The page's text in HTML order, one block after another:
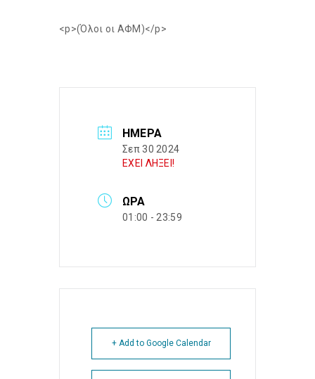
<p>(Όλοι οι ΑΦΜ)</p>
ΗΜΈΡΑ
Σεπ 30 2024
ΕΧΕΙ ΛΗΞΕΙ!
ΏΡΑ
01:00 - 23:59
+ Add to Google Calendar